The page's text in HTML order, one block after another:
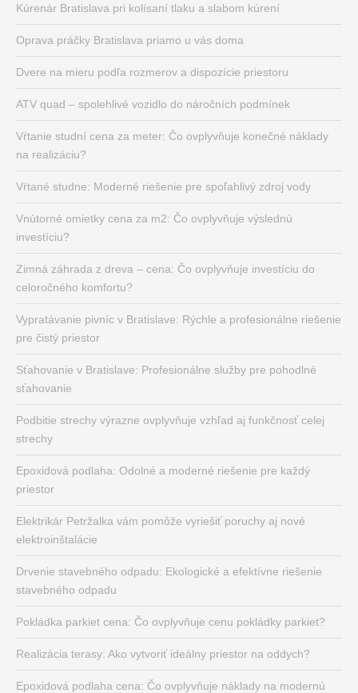
Kúrenár Bratislava pri kolísaní tlaku a slabom kúrení
Oprava práčky Bratislava priamo u vás doma
Dvere na mieru podľa rozmerov a dispozície priestoru
ATV quad – spolehlivé vozidlo do náročních podmínek
Vŕtanie studní cena za meter: Čo ovplyvňuje konečné náklady
na realizáciu?
Vŕtané studne: Moderné riešenie pre spoľahlivý zdroj vody
Vnútorné omietky cena za m2: Čo ovplyvňuje výslednú
investíciu?
Zimná záhrada z dreva – cena: Čo ovplyvňuje investíciu do
celoročného komfortu?
Vypratávanie pivníc v Bratislave: Rýchle a profesionálne riešenie
pre čistý priestor
Sťahovanie v Bratislave: Profesionálne služby pre pohodlné
sťahovanie
Podbitie strechy výrazne ovplyvňuje vzhľad aj funkčnosť celej
strechy
Epoxidová podlaha: Odolné a moderné riešenie pre každý
priestor
Elektrikár Petržalka vám pomôže vyriešiť poruchy aj nové
elektroinštalácie
Drvenie stavebného odpadu: Ekologické a efektívne riešenie
stavebného odpadu
Pokládka parkiet cena: Čo ovplyvňuje cenu pokládky parkiet?
Realizácia terasy: Ako vytvoriť ideálny priestor na oddych?
Epoxidová podlaha cena: Čo ovplyvňuje náklady na modernú